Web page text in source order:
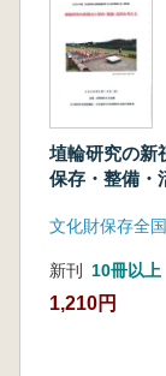
埴輪研究の新
保存・整備・
新刊 10冊以上
1,210円